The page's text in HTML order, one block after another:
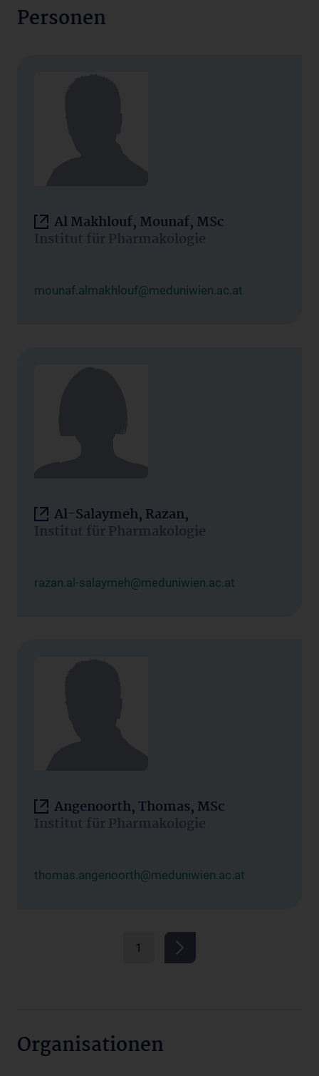
Personen
Al Makhlouf, Mounaf, MSc
Institut für Pharmakologie
mounaf.almakhlouf@meduniwien.ac.at
Al-Salaymeh, Razan,
Institut für Pharmakologie
razan.al-salaymeh@meduniwien.ac.at
Angenoorth, Thomas, MSc
Institut für Pharmakologie
thomas.angenoorth@meduniwien.ac.at
1
Organisationen